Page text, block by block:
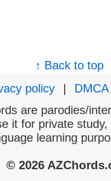
↑ Back to top
policy
|
DMCA
are parodies/
it for private
learning
© 2026